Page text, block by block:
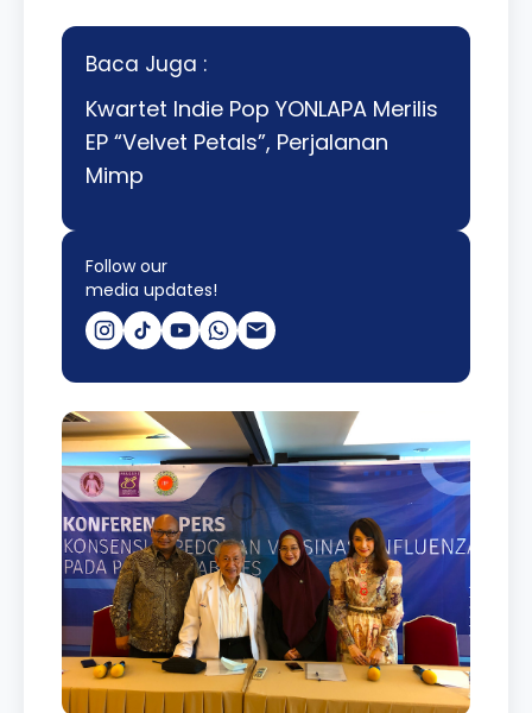
Baca Juga :
Kwartet Indie Pop YONLAPA Merilis
EP “Velvet Petals”, Perjalanan
Mimp
Follow our
media updates!